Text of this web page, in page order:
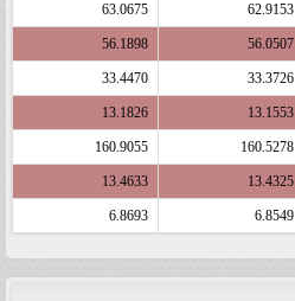
62.9153
63.0675
56.0507
56.1898
33.3726
33.4470
13.1553
13.1826
160.5278
160.9055
13.4325
13.4633
6.8549
6.8693